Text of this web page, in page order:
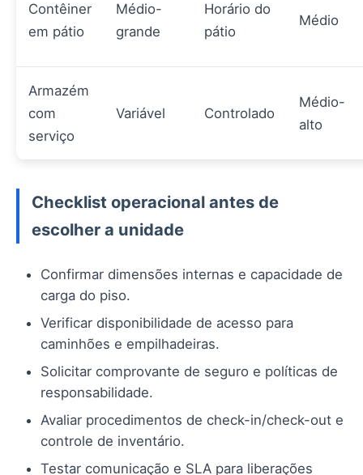
Contêiner
em pátio
Médio-
grande
Horário do
pátio
Médio
Armazém
com
serviço
Variável Controlado
Médio-
alto
Checklist operacional antes de
escolher a unidade
Confirmar dimensões internas e capacidade de
carga do piso.
Verificar disponibilidade de acesso para
caminhões e empilhadeiras.
Solicitar comprovante de seguro e políticas de
responsabilidade.
Avaliar procedimentos de check-in/check-out e
controle de inventário.
Testar comunicação e SLA para liberações